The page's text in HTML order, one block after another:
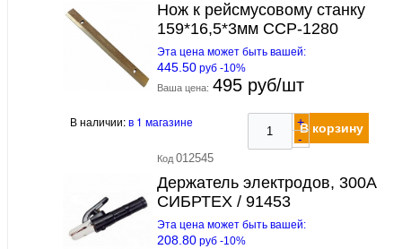
Нож к рейсмусовому станку
159*16,5*3мм ССР-1280
Эта цена может быть вашей:
445.50 руб -10%
Ваша цена: 495 руб/шт
В наличии:в 1 магазине
+
-
В корзину
Код 012545
Держатель электродов, 300А
СИБРТЕХ / 91453
Эта цена может быть вашей:
208.80 руб -10%